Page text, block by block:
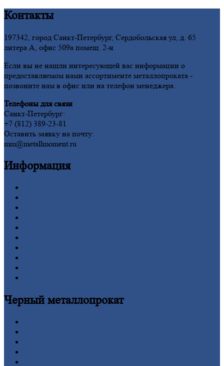
Контакты
197342, город Санкт-Петербург, Сердобольская ул, д. 65
литера А, офис 509а помещ. 2-н
Если вы не нашли интересующей вас информации о
предоставляемом нами ассортименте металлопроката -
позвоните нам в офис или на телефон менеджера.
Телефоны для связи
Санкт-Петербург:
+7 (812) 389-23-81
Оставить заявку на почту:
mm@metallmoment.ru
Информация
Черныйметаллопрокат